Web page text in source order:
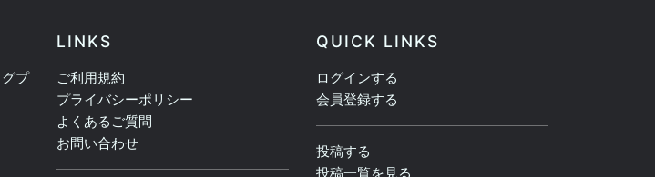
プ
LINKS
ご利用規約
プライバシーポリシー
よくあるご質問
お問い合わせ
QUICK LINKS
ログインする
会員登録する
投稿する
投稿一覧を見る